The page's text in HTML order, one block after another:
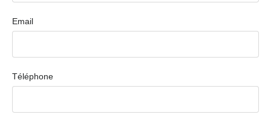
Email
Téléphone